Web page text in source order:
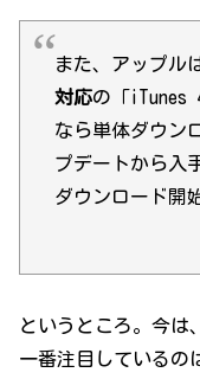
また、アップル
対応の「iTunes
なら単体ダウン
プデートから入
ダウンロード開
というところ。今は
一番注目しているの